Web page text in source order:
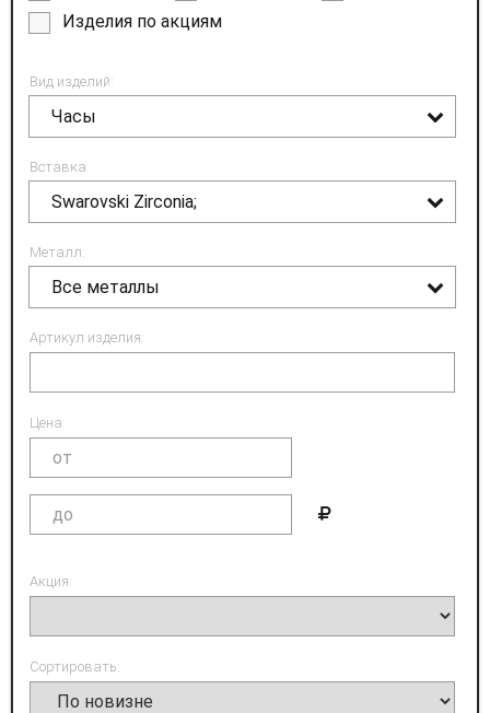
Изделия по акциям
Вид изделий:
Часы
Вставка:
Swarovski Zirconia;
Металл:
Все металлы
Артикул изделия:
Цена:
Акция:
Сортировать: